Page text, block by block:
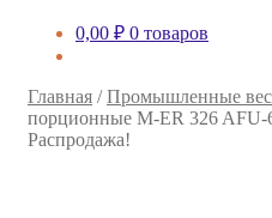
0,00 ₽ 0 товаров
Главная /Промышленные
порционные M-ER 326 AFU-
Распродажа!